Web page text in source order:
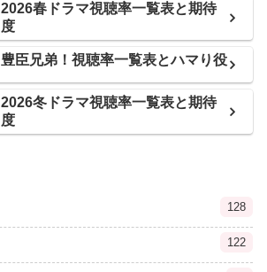
2026春ドラマ視聴率一覧表と期待
度
豊臣兄弟！視聴率一覧表とハマり役
2026冬ドラマ視聴率一覧表と期待
度
128
122